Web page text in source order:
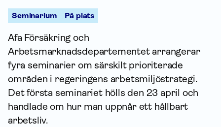
Seminarium På plats
Afa För­säkring och
Arbetsmarknadsdepartementet arrangerar
fyra seminarier om särskilt prioriterade
områden i regeringens arbetsmiljöstrategi.
Det första seminariet hölls den 23 april och
handlade om hur man uppnår ett hållbart
arbetsliv.